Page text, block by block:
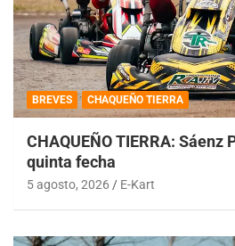
BREVES CHAQUEÑO TIERRA
CHAQUEÑO TIERRA: Sáenz
quinta fecha
5 agosto, 2026 E-Kart